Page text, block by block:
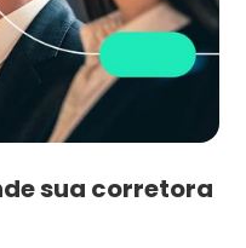
sua corretora